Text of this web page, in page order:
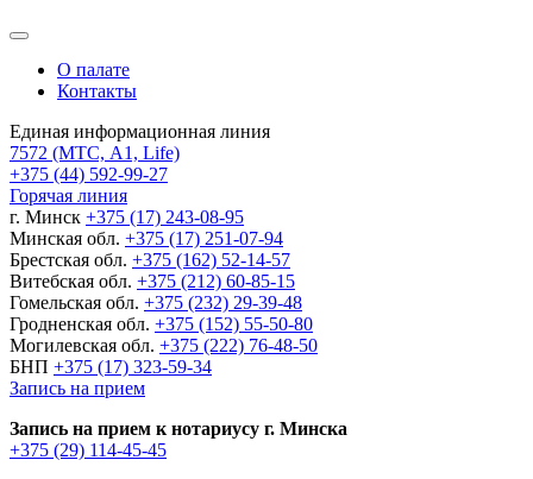
О палате
Контакты
Единая информационная линия
7572 (МТС, A1, Life)
+375 (44) 592-99-27
Горячая линия
г. Минск +375 (17) 243-08-95
Минская обл. +375 (17) 251-07-94
Брестская обл. +375 (162) 52-14-57
Витебская обл. +375 (212) 60-85-15
Гомельская обл. +375 (232) 29-39-48
Гродненская обл. +375 (152) 55-50-80
Могилевская обл. +375 (222) 76-48-50
БНП +375 (17) 323-59-34
Запись на прием
Запись на прием к нотариусу г. Минска
+375 (29) 114-45-45